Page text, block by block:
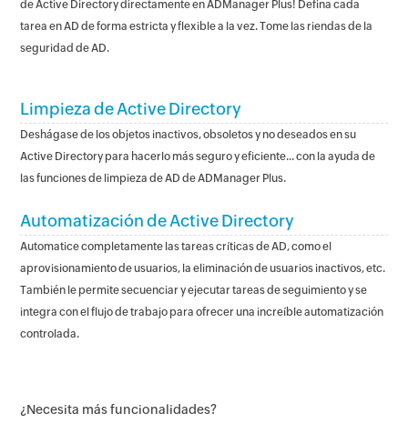
de Active Directory directamente en ADManager Plus! Defina cada
tarea en AD de forma estricta y flexible a la vez. Tome las riendas de la
seguridad de AD.
Limpieza de Active Directory
Deshágase de los objetos inactivos, obsoletos y no deseados en su
Active Directory para hacerlo más seguro y eficiente... con la ayuda de
las funciones de limpieza de AD de ADManager Plus.
Automatización de Active Directory
Automatice completamente las tareas críticas de AD, como el
aprovisionamiento de usuarios, la eliminación de usuarios inactivos, etc.
También le permite secuenciar y ejecutar tareas de seguimiento y se
integra con el flujo de trabajo para ofrecer una increíble automatización
controlada.
¿Necesita más funcionalidades?